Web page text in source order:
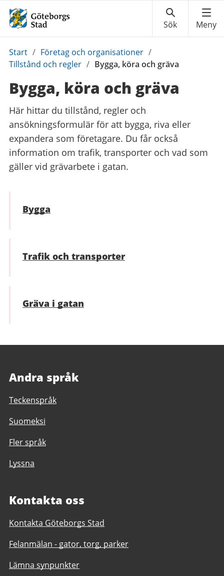
Du
är
Start / Företag och organisationer /
Tillstånd och regler / Bygga, köra och gräva
Bygga, köra och gräva
Här hittar du tillstånd, regler och
ansökningsformulär för att bygga, riva eller
expandera som företagare. Du får också
information om trafik, transporter och vad som
gäller vid grävarbete i gatan.
Bygga
Trafik och transporter
Gräva i gatan
Andra språk
Teckenspråk
Suomeksi
Fler språk
Lyssna
Kontakta oss
Kontakta Göteborgs Stad
Felanmälan - gator, torg, parker
Lämna synpunkter